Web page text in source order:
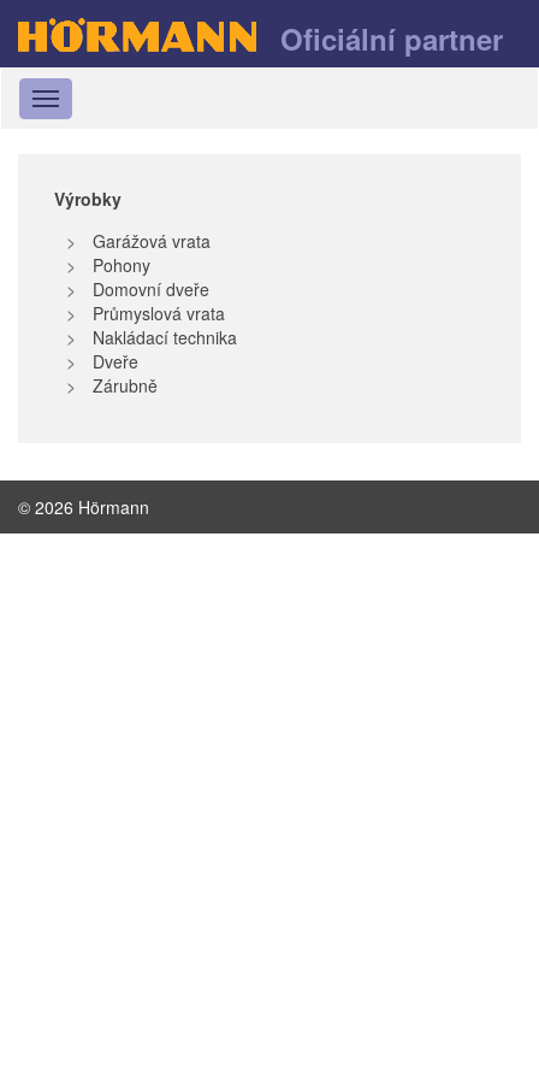
Oficiální partner
Toggle
Výrobky
Garážová vrata
Pohony
Domovní dveře
Průmyslová vrata
Nakládací technika
Dveře
Zárubně
© 2026 Hörmann